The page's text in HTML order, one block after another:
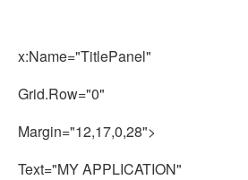
x:Name="TitlePanel"
Grid.Row="0"
Margin="12,17,0,28">
Text="MY APPLICATION"